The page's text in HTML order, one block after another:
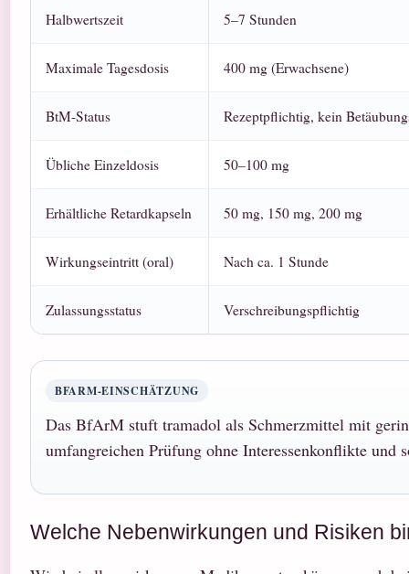
Halbwertszeit 5–7 Stunden
Maximale Tagesdosis 400 mg (Erwachsene)
BtM-Status Rezeptpflichtig, kein
Übliche Einzeldosis 50–100 mg
Erhältliche Retardkapseln 50 mg, 150 mg, 200 mg
Wirkungseintritt (oral) Nach ca. 1 Stunde
Zulassungsstatus Verschreibungspflichtig
BFARM-EINSCHÄTZUNG
Das BfArM stuft tramadol als Schmerzmittel mit
umfangreichen Prüfung ohne Interessenkonflikte
Welche Nebenwirkungen und Risiken